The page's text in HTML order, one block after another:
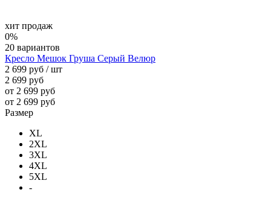
хит продаж
0%
20 вариантов
Кресло Мешок Груша Серый Велюр
2 699 руб / шт
2 699 руб
от 2 699 руб
от 2 699 руб
Размер
XL
2XL
3XL
4XL
5XL
-